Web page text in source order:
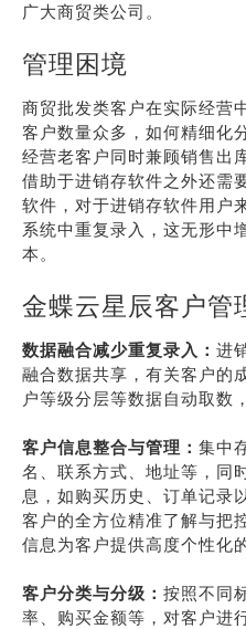
广大商贸类公司。
管理困境
商贸批发类客户在实际经营
客户数量众多，如何精细化
经营老客户同时兼顾销售出
借助于进销存软件之外还需
软件，对于进销存软件用户
系统中重复录入，这无形中
本。
金蝶云星辰客户管
数据融合减少重复录入： 进
融合数据共享，有关客户的
户等级分层等数据自动取数
客户信息整合与管理： 集中
名、联系方式、地址等，同
息，如购买历史、订单记录
客户的全方位精准了解与把
信息为客户提供高度个性化
客户分类与分级： 按照不同
率、购买金额等，对客户进